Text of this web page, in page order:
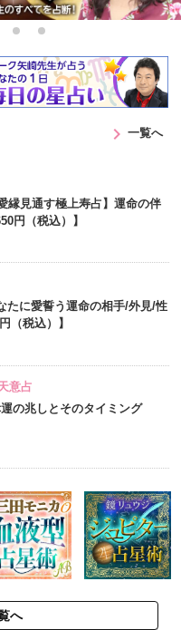
chevron_right一覧へ
縁見通す極上寿占】運命の伴
円（税込）】
に愛誓う運命の相手/外見/性
（税込）】
意占
の兆しとそのタイミング
へ